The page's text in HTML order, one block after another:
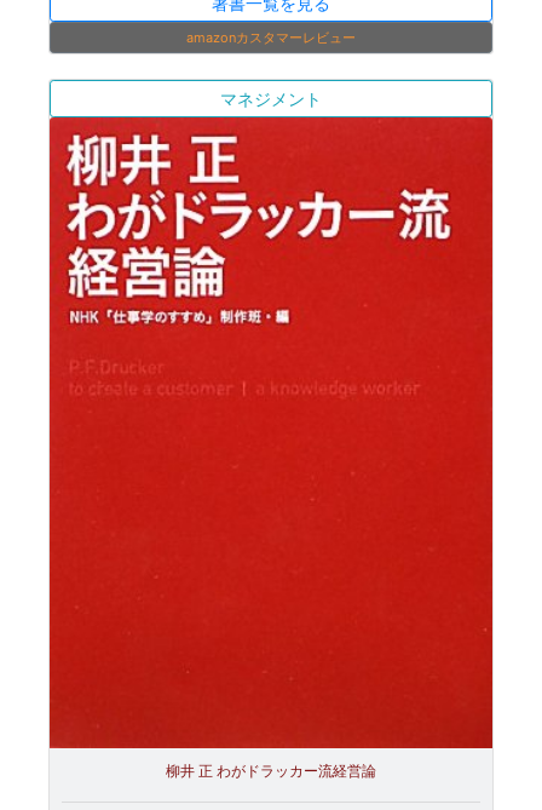
amazonカスタマーレビュー
マネジメント
柳井 正 わがドラッカー流経営論